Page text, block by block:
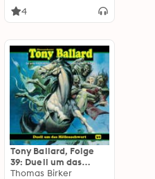
4
Tony Ballard, Folge
39: Duell um das
Höllenschwert
Thomas Birker